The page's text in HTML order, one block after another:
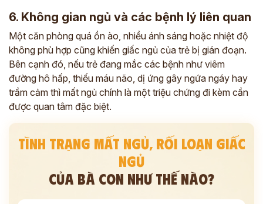
6. Không gian ngủ và các bệnh lý liên quan
Một căn phòng quá ồn ào, nhiều ánh sáng hoặc nhiệt độ
không phù hợp cũng khiến giấc ngủ của trẻ bị gián đoạn.
Bên cạnh đó, nếu trẻ đang mắc các bệnh như viêm
đường hô hấp, thiếu máu não, dị ứng gây ngứa ngáy hay
trầm cảm thì mất ngủ chính là một triệu chứng đi kèm cần
được quan tâm đặc biệt.
TÌNH TRẠNG MẤT NGỦ, RỐI LOẠN GIẤC
NGỦ
CỦA BÀ CON NHƯ THẾ NÀO?